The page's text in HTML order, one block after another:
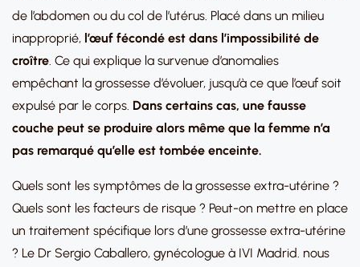
de l’abdomen ou du col de l’utérus. Placé dans un milieu
inapproprié, l’œuf fécondé est dans l’impossibilité de
croître. Ce qui explique la survenue d’anomalies
empêchant la grossesse d’évoluer, jusqu’à ce que l’œuf soit
expulsé par le corps. Dans certains cas, une fausse
couche peut se produire alors même que la femme n’a
pas remarqué qu’elle est tombée enceinte.
Quels sont les symptômes de la grossesse extra-utérine ?
Quels sont les facteurs de risque ? Peut-on mettre en place
un traitement spécifique lors d’une grossesse extra-utérine
? Le Dr Sergio Caballero, gynécologue à IVI Madrid. nous